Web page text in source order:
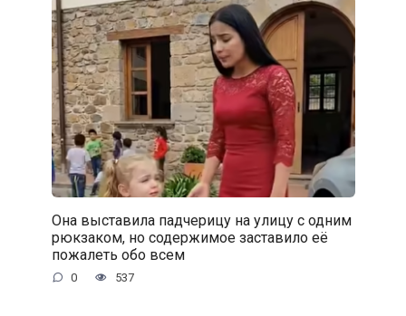
Она выставила падчерицу на улицу с одним
рюкзаком, но содержимое заставило её
пожалеть обо всем
0 537